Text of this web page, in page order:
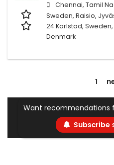
Chennai, Tamil
Sweden, Raisio,
24 Karlstad,
Denmark
1
Want recommendations
Subscribe